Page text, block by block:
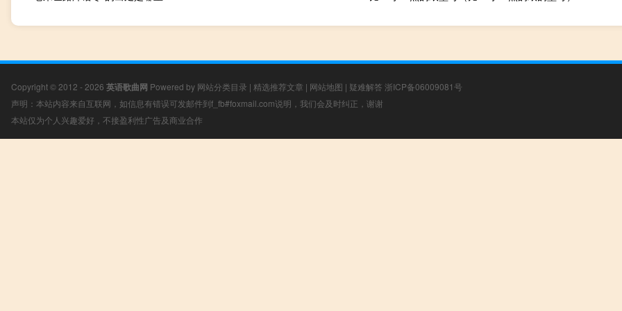
Copyright © 2012 - 2026 英语歌曲网 Powered by 网站分类目录 | 精选推荐文章 | 网站地图 | 疑难解答 浙ICP备06009081号
声明：本站内容来自互联网，如信息有错误可发邮件到f_fb#foxmail.com说明，我们会及时纠正，谢谢
本站仅为个人兴趣爱好，不接盈利性广告及商业合作